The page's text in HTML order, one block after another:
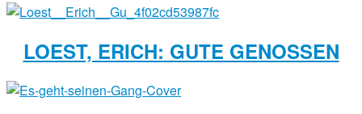
LOEST, ERICH: GUTE GENOSSEN